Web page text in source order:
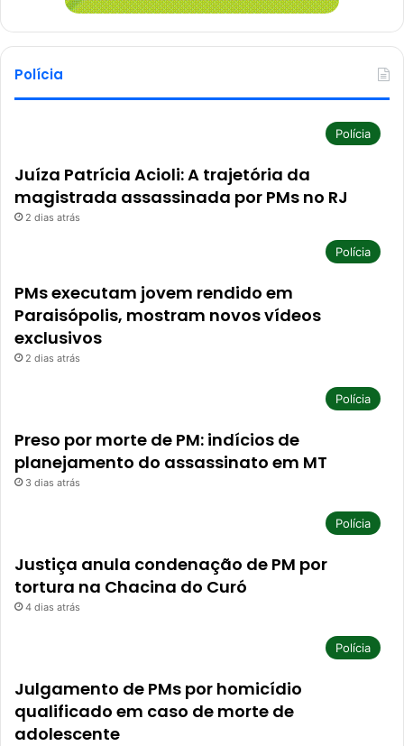
Polícia
Polícia
Juíza Patrícia Acioli: A trajetória da
magistrada assassinada por PMs no RJ
2 dias atrás
Polícia
PMs executam jovem rendido em
Paraisópolis, mostram novos vídeos
exclusivos
2 dias atrás
Polícia
Preso por morte de PM: indícios de
planejamento do assassinato em MT
3 dias atrás
Polícia
Justiça anula condenação de PM por
tortura na Chacina do Curó
4 dias atrás
Polícia
Julgamento de PMs por homicídio
qualificado em caso de morte de
adolescente